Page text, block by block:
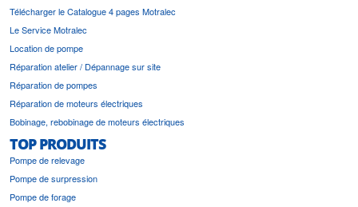
Télécharger le Catalogue 4 pages Motralec
Le Service Motralec
Location de pompe
Réparation atelier / Dépannage sur site
Réparation de pompes
Réparation de moteurs électriques
Bobinage, rebobinage de moteurs électriques
TOP PRODUITS
Pompe de relevage
Pompe de surpression
Pompe de forage